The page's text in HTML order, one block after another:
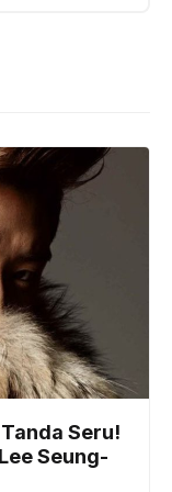
Seru!
Seung-